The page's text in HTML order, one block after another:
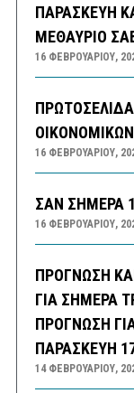
ΠΑΡΑΣΚΕΥΗ
ΜΕΘΑΥΡΙΟ
16 ΦΕΒΡΟΥΑΡΊΟΥ,
16 ΦΕΒΡΟΥΑΡΊΟΥ,
ΣΑΝ ΣΗΜΕΡΑ
16 ΦΕΒΡΟΥΑΡΊΟΥ,
ΠΡΟΓΝΩΣΗ
ΓΙΑ ΣΗΜΕΡΑ
ΠΡΟΓΝΩΣΗ
ΠΑΡΑΣΚΕΥΗ
14 ΦΕΒΡΟΥΑΡΊΟΥ,